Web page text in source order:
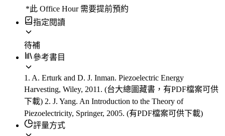
*此 Office Hour 需要提前預約
指定閱讀
待補
參考書目
1. A. Erturk and D. J. Inman. Piezoelectric Energy
Harvesting, Wiley, 2011. (台大總圖藏書，有PDF檔案可供
下載) 2. J. Yang. An Introduction to the Theory of
Piezoelectricity, Springer, 2005. (有PDF檔案可供下載)
評量方式